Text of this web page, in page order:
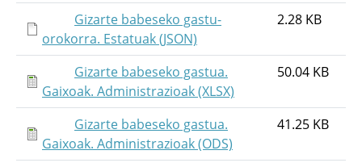
Gizarte babeseko gastu-
orokorra. Estatuak (JSON)
2.28 KB
Gizarte babeseko gastua.
Gaixoak. Administrazioak (XLSX)
50.04 KB
Gizarte babeseko gastua.
Gaixoak. Administrazioak (ODS)
41.25 KB